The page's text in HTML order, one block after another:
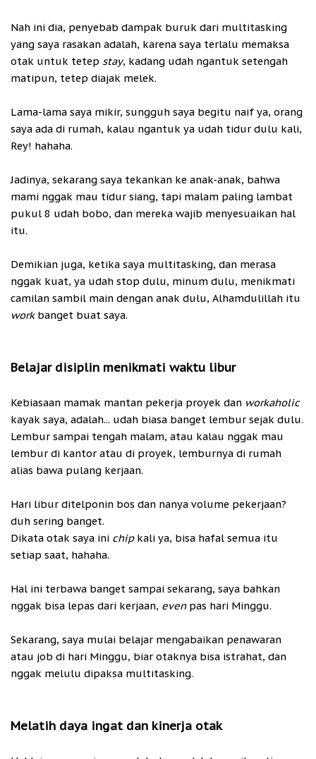
Nah ini dia, penyebab dampak buruk dari multitasking
yang saya rasakan adalah, karena saya terlalu memaksa
otak untuk tetep stay, kadang udah ngantuk setengah
matipun, tetep diajak melek.
Lama-lama saya mikir, sungguh saya begitu naif ya, orang
saya ada di rumah, kalau ngantuk ya udah tidur dulu kali,
Rey! hahaha.
Jadinya, sekarang saya tekankan ke anak-anak, bahwa
mami nggak mau tidur siang, tapi malam paling lambat
pukul 8 udah bobo, dan mereka wajib menyesuaikan hal
itu.
Demikian juga, ketika saya multitasking, dan merasa
nggak kuat, ya udah stop dulu, minum dulu, menikmati
camilan sambil main dengan anak dulu, Alhamdulillah itu
work banget buat saya.
Belajar disiplin menikmati waktu libur
Kebiasaan mamak mantan pekerja proyek dan workaholic
kayak saya, adalah... udah biasa banget lembur sejak dulu.
Lembur sampai tengah malam, atau kalau nggak mau
lembur di kantor atau di proyek, lemburnya di rumah
alias bawa pulang kerjaan.
Hari libur ditelponin bos dan nanya volume pekerjaan?
duh sering banget.
Dikata otak saya ini chip kali ya, bisa hafal semua itu
setiap saat, hahaha.
Hal ini terbawa banget sampai sekarang, saya bahkan
nggak bisa lepas dari kerjaan, even pas hari Minggu.
Sekarang, saya mulai belajar mengabaikan penawaran
atau job di hari Minggu, biar otaknya bisa istrahat, dan
nggak melulu dipaksa multitasking.
Melatih daya ingat dan kinerja otak